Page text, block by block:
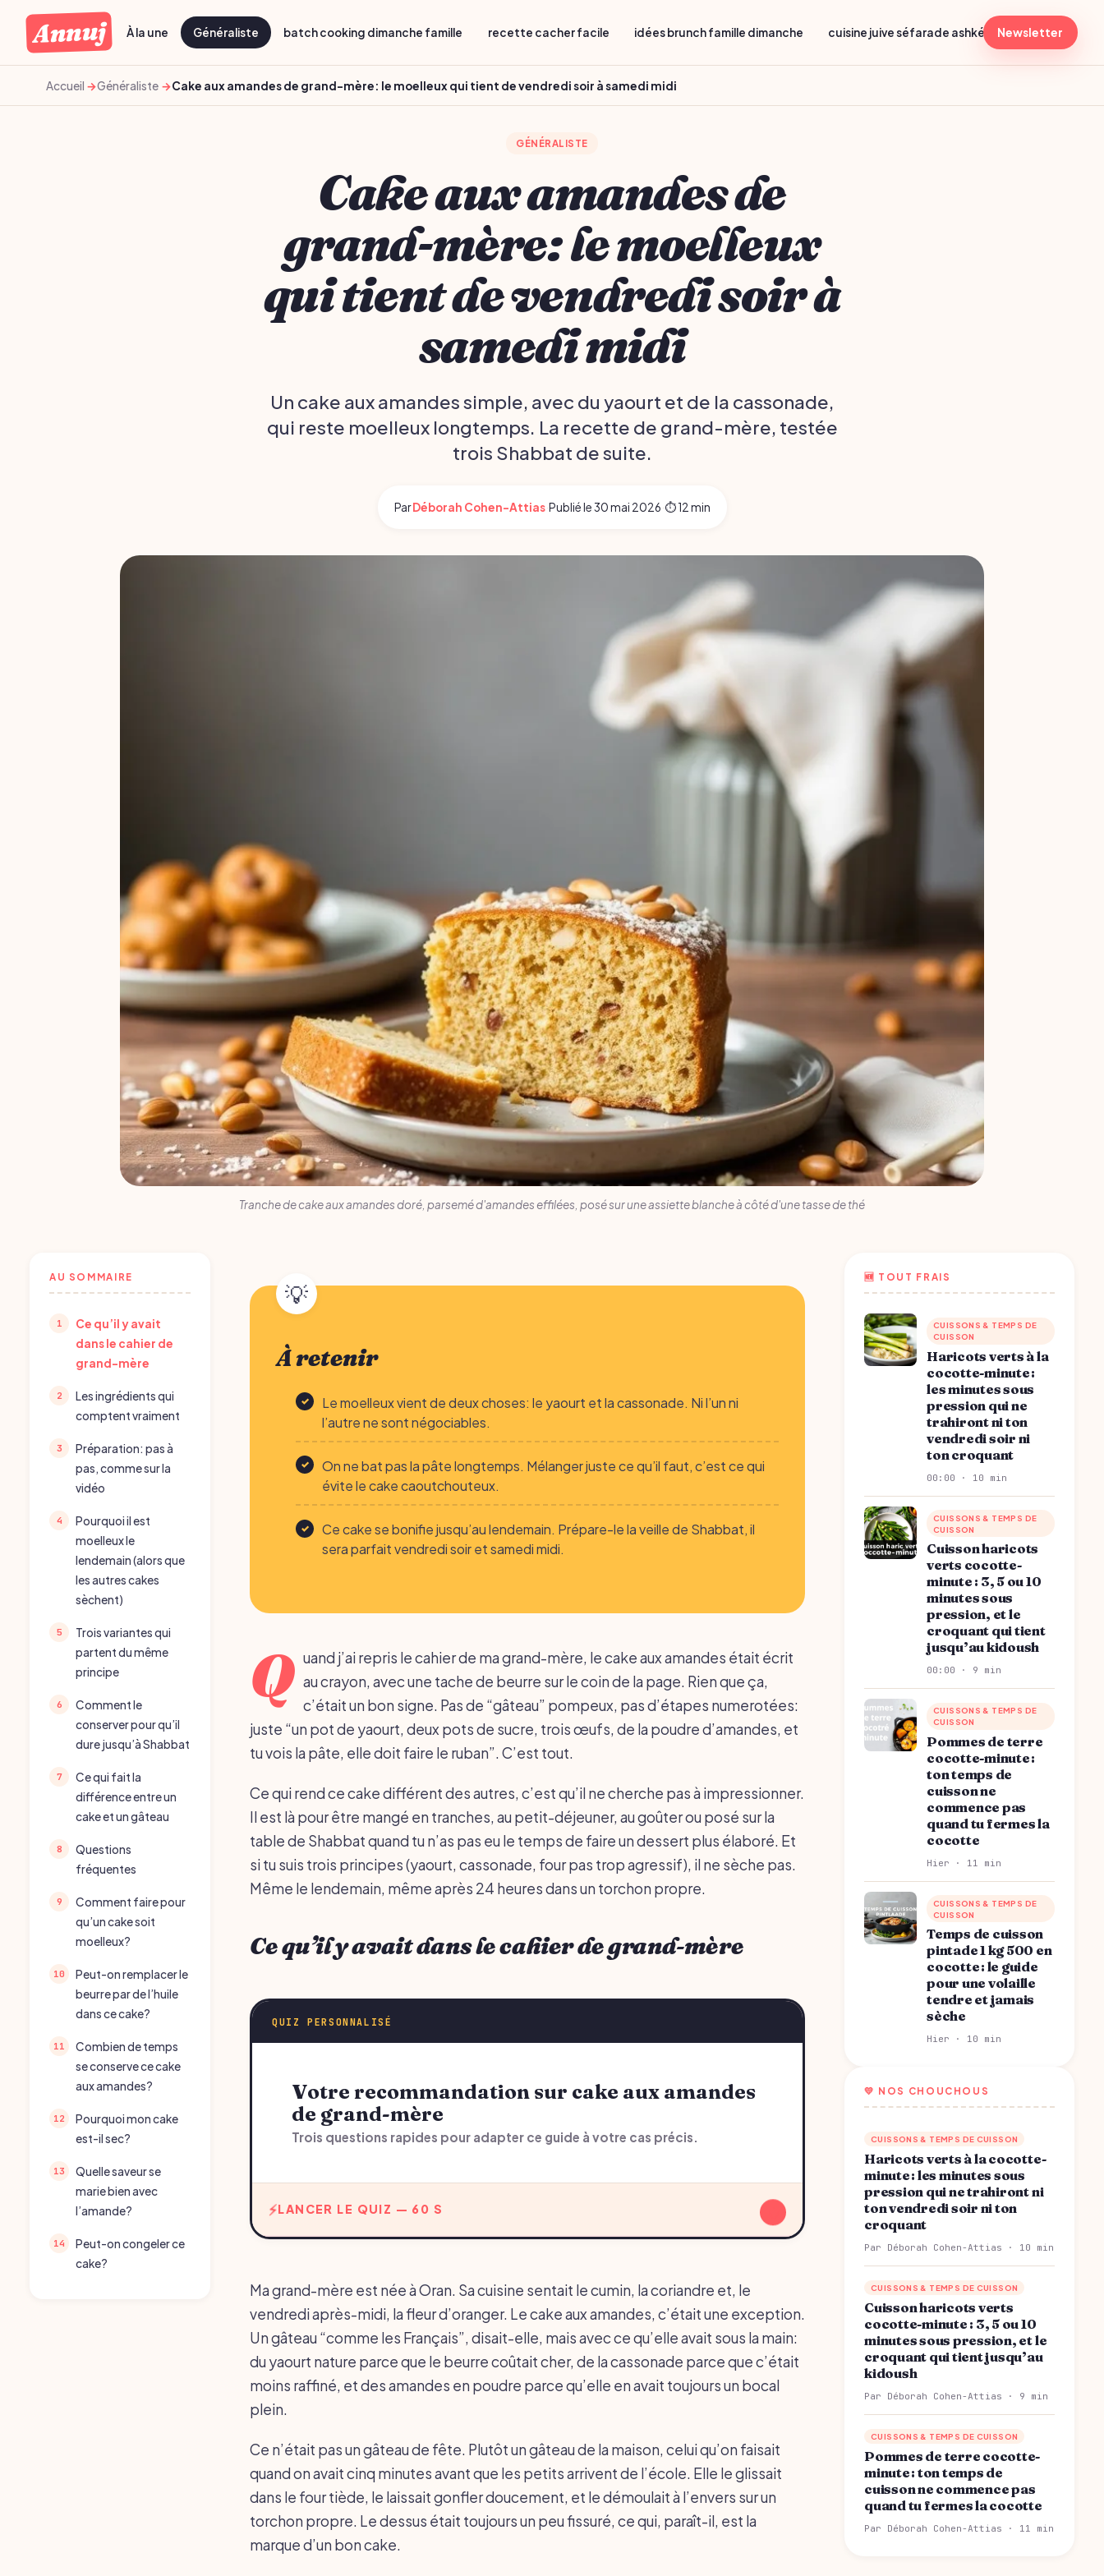
Annuj À la une Généraliste batch cooking dimanche famille recette cacher facile idées brunch famille dimanche cuisine juive séfarade ashkénaze menu
Newsletter
Accueil Généraliste Cake aux amandes de grand-mère: le moelleux qui tient de vendredi soir à samedi midi
GÉNÉRALISTE
Cake aux amandes de
grand-mère: le moelleux
qui tient de vendredi soir à
samedi midi
Un cake aux amandes simple, avec du yaourt et de la cassonade,
qui reste moelleux longtemps. La recette de grand-mère, testée
trois Shabbat de suite.
ParDéborah Cohen-Attias·Publié le30 mai 2026·⏱ 12 min
Tranche de cake aux amandes doré, parsemé d'amandes effilées, posé sur une assiette blanche à côté d'une tasse de thé
AU SOMMAIRE
Ce qu’il y avait
dans le cahier de
grand-mère
Les ingrédients qui
comptent vraiment
Préparation: pas à
pas, comme sur la
vidéo
Pourquoi il est
moelleux le
lendemain (alors que
les autres cakes
sèchent)
Trois variantes qui
partent du même
principe
Comment le
conserver pour qu’il
dure jusqu’à Shabbat
Ce qui fait la
différence entre un
cake et un gâteau
Questions
fréquentes
Comment faire pour
qu’un cake soit
moelleux?
Peut-on remplacer le
beurre par de l’huile
dans ce cake?
Combien de temps
se conserve ce cake
aux amandes?
Pourquoi mon cake
est-il sec?
Quelle saveur se
marie bien avec
l’amande?
Peut-on congeler ce
cake?
À retenir
Le moelleux vient de deux choses: le yaourt et la cassonade. Ni l’un ni
l’autre ne sont négociables.
On ne bat pas la pâte longtemps. Mélanger juste ce qu’il faut, c’est ce qui
évite le cake caoutchouteux.
Ce cake se bonifie jusqu’au lendemain. Prépare-le la veille de Shabbat, il
sera parfait vendredi soir et samedi midi.
Q uand j’ai repris le cahier de ma grand-mère, le cake aux amandes était écrit
au crayon, avec une tache de beurre sur le coin de la page. Rien que ça,
c’était un bon signe. Pas de “gâteau” pompeux, pas d’étapes numerotées:
juste “un pot de yaourt, deux pots de sucre, trois œufs, de la poudre d’amandes, et
tu vois la pâte, elle doit faire le ruban”. C’est tout.
Ce qui rend ce cake différent des autres, c’est qu’il ne cherche pas à impressionner.
Il est là pour être mangé en tranches, au petit-déjeuner, au goûter ou posé sur la
table de Shabbat quand tu n’as pas eu le temps de faire un dessert plus élaboré. Et
si tu suis trois principes (yaourt, cassonade, four pas trop agressif), il ne sèche pas.
Même le lendemain, même après 24 heures dans un torchon propre.
Ce qu’il y avait dans le cahier de grand-mère
QUIZ PERSONNALISÉ
Votre recommandation sur cake aux amandes
de grand-mère
Trois questions rapides pour adapter ce guide à votre cas précis.
LANCER LE QUIZ — 60 S ↓
Ma grand-mère est née à Oran. Sa cuisine sentait le cumin, la coriandre et, le
vendredi après-midi, la fleur d’oranger. Le cake aux amandes, c’était une exception.
Un gâteau “comme les Français”, disait-elle, mais avec ce qu’elle avait sous la main:
du yaourt nature parce que le beurre coûtait cher, de la cassonade parce que c’était
moins raffiné, et des amandes en poudre parce qu’elle en avait toujours un bocal
plein.
Ce n’était pas un gâteau de fête. Plutôt un gâteau de la maison, celui qu’on faisait
quand on avait cinq minutes avant que les petits arrivent de l’école. Elle le glissait
dans le four tiède, le laissait gonfler doucement, et le démoulait à l’envers sur un
torchon propre. Le dessus était toujours un peu fissuré, ce qui, paraît-il, est la
marque d’un bon cake.
🆕 TOUT FRAIS
CUISSONS & TEMPS DE
CUISSON
Haricots verts à la
cocotte-minute :
les minutes sous
pression qui ne
trahiront ni ton
vendredi soir ni
ton croquant
00:00 · 10 min
CUISSONS & TEMPS DE
CUISSON
Cuisson haricots
verts cocotte-
minute : 3, 5 ou 10
minutes sous
pression, et le
croquant qui tient
jusqu’au kidoush
00:00 · 9 min
CUISSONS & TEMPS DE
CUISSON
Pommes de terre
cocotte-minute :
ton temps de
cuisson ne
commence pas
quand tu fermes la
cocotte
Hier · 11 min
CUISSONS & TEMPS DE
CUISSON
Temps de cuisson
pintade 1 kg 500 en
cocotte : le guide
pour une volaille
tendre et jamais
sèche
Hier · 10 min
💛 NOS CHOUCHOUS
CUISSONS & TEMPS DE CUISSON
Haricots verts à la cocotte-
minute : les minutes sous
pression qui ne trahiront ni
ton vendredi soir ni ton
croquant
Par Déborah Cohen-Attias · 10 min
CUISSONS & TEMPS DE CUISSON
Cuisson haricots verts
cocotte-minute : 3, 5 ou 10
minutes sous pression, et le
croquant qui tient jusqu’au
kidoush
Par Déborah Cohen-Attias · 9 min
CUISSONS & TEMPS DE CUISSON
Pommes de terre cocotte-
minute : ton temps de
cuisson ne commence pas
quand tu fermes la cocotte
Par Déborah Cohen-Attias · 11 min